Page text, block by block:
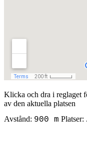
Klicka och dra i reglaget
av den aktuella platsen
Avstånd: 900 m Platser: .